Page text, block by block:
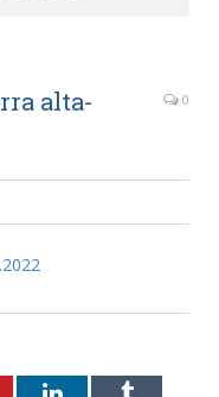
alta-
0
LinkedInTumblr